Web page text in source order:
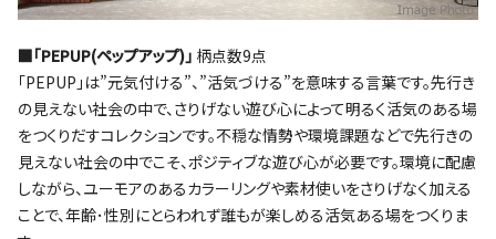
■｢PEPUP(ペップアップ)｣ 柄点数9点
｢PEPUP｣は”元気付ける”、”活気づける”を意味する言葉です。先行き
の見えない社会の中で、さりげない遊び心によって明るく活気のある場
をつくりだすコレクションです。不穏な情勢や環境課題などで先行きの
見えない社会の中でこそ、ポジティブな遊び心が必要です。環境に配慮
しながら、ユーモアのあるカラーリングや素材使いをさりげなく加える
ことで、年齢･性別にとらわれず誰もが楽しめる活気ある場をつくりま